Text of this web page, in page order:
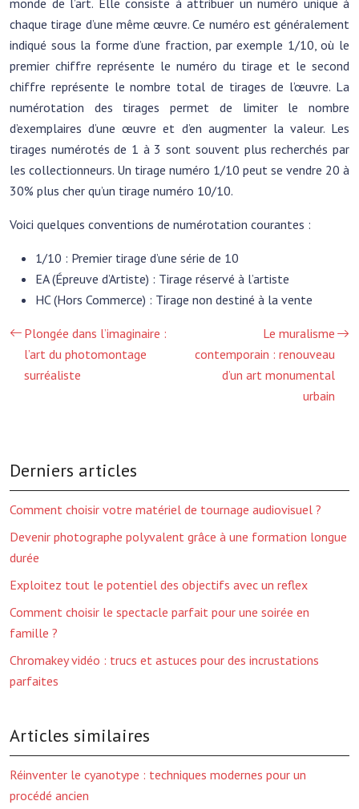
monde de l’art. Elle consiste à attribuer un numéro unique à
chaque tirage d’une même œuvre. Ce numéro est généralement
indiqué sous la forme d’une fraction, par exemple 1/10, où le
premier chiffre représente le numéro du tirage et le second
chiffre représente le nombre total de tirages de l’œuvre. La
numérotation des tirages permet de limiter le nombre
d’exemplaires d’une œuvre et d’en augmenter la valeur. Les
tirages numérotés de 1 à 3 sont souvent plus recherchés par
les collectionneurs. Un tirage numéro 1/10 peut se vendre 20 à
30% plus cher qu’un tirage numéro 10/10.
Voici quelques conventions de numérotation courantes :
1/10 : Premier tirage d’une série de 10
EA (Épreuve d’Artiste) : Tirage réservé à l’artiste
HC (Hors Commerce) : Tirage non destiné à la vente
Plongée dans l’imaginaire :
l’art du photomontage
surréaliste
Le muralisme
contemporain : renouveau
d’un art monumental
urbain
Derniers articles
Comment choisir votre matériel de tournage audiovisuel ?
Devenir photographe polyvalent grâce à une formation longue
durée
Exploitez tout le potentiel des objectifs avec un reflex
Comment choisir le spectacle parfait pour une soirée en
famille ?
Chromakey vidéo : trucs et astuces pour des incrustations
parfaites
Articles similaires
Réinventer le cyanotype : techniques modernes pour un
procédé ancien